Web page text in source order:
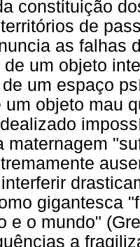
constituição
de
as falhas
um objeto
um espaço
um objeto mau
maternagem
gigantesca
e o mundo"
a